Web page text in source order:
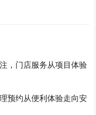
，门店服务从项目体验
预约从便利体验走向安